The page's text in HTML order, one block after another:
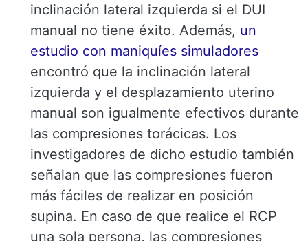
inclinación lateral izquierda si el DUI
manual no tiene éxito. Además, un
estudio con maniquíes simuladores
encontró que la inclinación lateral
izquierda y el desplazamiento uterino
manual son igualmente efectivos durante
las compresiones torácicas. Los
investigadores de dicho estudio también
señalan que las compresiones fueron
más fáciles de realizar en posición
supina. En caso de que realice el RCP
una sola persona, las compresiones